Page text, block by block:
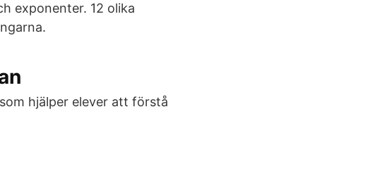
exponenter. 12 olika
hjälper elever att förstå